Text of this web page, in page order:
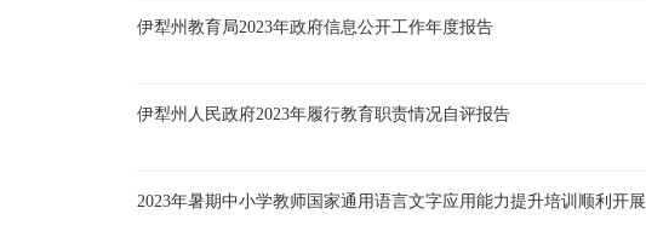
伊犁州教育局2023年政府信息公开工作年度报告
伊犁州人民政府2023年履行教育职责情况自评报告
2023年暑期中小学教师国家通用语言文字应用能力提升培训顺利开展